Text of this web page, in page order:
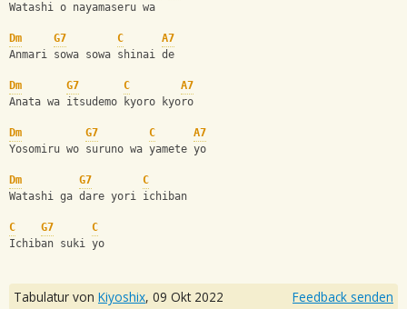
Watashi o nayamaseru wa
Dm G7 C
A7
Anmari sowa sowa shinai de
Dm G7 C
A7
Anata wa itsudemo kyoro kyoro
Dm G7 C
A7
Yosomiru wo suruno wa yamete yo
Dm G7
C
Watashi ga dare yori ichiban
C G7
C
Ichiban suki yo
Tabulatur von Kiyoshix, 09 Okt 2022 Feedback senden